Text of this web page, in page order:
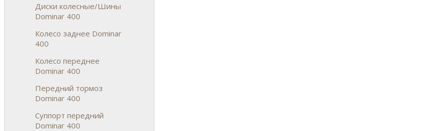
Диски колесные/Шины
Dominar 400
Колесо заднее Dominar
400
Колесо переднее
Dominar 400
Передний тормоз
Dominar 400
Суппорт передний
Dominar 400